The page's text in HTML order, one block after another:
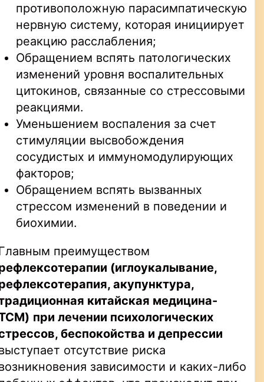
противоположную парасимпатическую
нервную систему, которая инициирует
реакцию расслабления;
Обращением вспять патологических
изменений уровня воспалительных
цитокинов, связанные со стрессовыми
реакциями.
Уменьшением воспаления за счет
стимуляции высвобождения
сосудистых и иммуномодулирующих
факторов;
Обращением вспять вызванных
стрессом изменений в поведении и
биохимии.
преимуществом
(иглоукалывание,
акупунктура,
китайская медицина-
) при лечении психологических
беспокойства и депрессии
отсутствие риска
зависимости и каких-либо